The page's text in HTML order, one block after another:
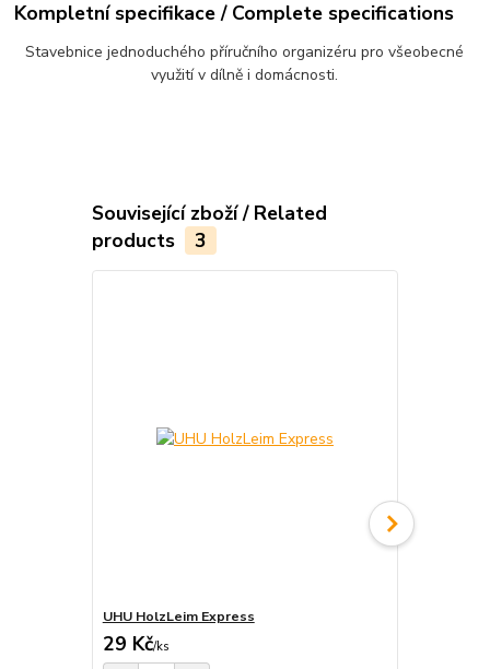
Kompletní specifikace / Complete specifications
Stavebnice jednoduchého příručního organizéru pro všeobecné
využití v dílně i domácnosti.
Související zboží / Related
products
3
UHU HolzLeim Express
29 Kč/ks